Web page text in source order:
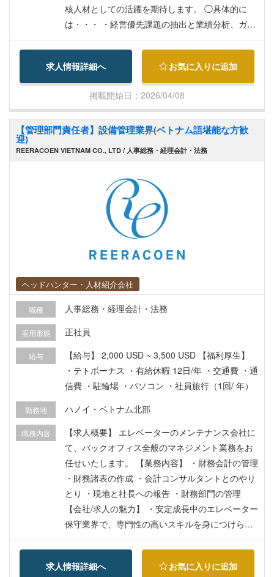
核人材としての活躍を期待します。 ◯具体的に
は・・・ ・経営優先課題の抽出と業績分析、ガバ
ナンス強化 ・各部署からのデータ抽出/月次データ
の作成 ・中期経営計画の立案 ・年度経営計画・予
算の策定と周知、取りまとめ ・全社予算の統制管
理と修正予算案の立案 ・月次会議運営に関わる業
務 ・その他経営企画課運営に関わる業務全般
求人情報詳細へ お気に入りに追加
掲載開始日：2026/04/08
【管理部門責任者】設備管理業界(ベトナム語堪能な方歓
迎)
REERACOEN VIETNAM CO., LTD / 人事総務・経理会計・法務
ヘッドハンター・人材紹介会社
職種 人事総務・経理会計・法務
雇用形態 正社員
給与
【給与】 2,000 USD ~ 3,500 USD 【福利厚生】
・テトボーナス ・有給休暇 12日/年 ・交通費 ・通
信費 ・駐輪場 ・パソコン ・社員旅行（1回/ 年）
勤務地 ハノイ・ベトナム北部
職務内容
【求人概要】 エレベーターのメンテナンス会社に
て、バックオフィス全般のマネジメント業務をお
任せいたします。 【業務内容】 ・財務会計の管理
・財務諸表の作成 ・会計コンサルタントとのやり
とり ・現地と社長への報告 ・財務部門の管理
【会社/求人の魅力】 ・安定成長中のエレベーター
保守業界で、専門性の高いスキルを身につけられ
ます。 ・日本人マネジメントのもと、丁寧な技術
指導と安心の労働環境が整っています。 ・ベトナ
ム国内の、社会インフラを支えるやりがいある仕
求人情報詳細へ お気に入りに追加